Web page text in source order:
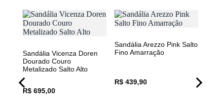
Sandália Vicenza Doren
Dourado Couro
Metalizado Salto Alto
R$ 695,00
Sandália Arezzo Pink Salto
Fino Amarração
R$ 439,90